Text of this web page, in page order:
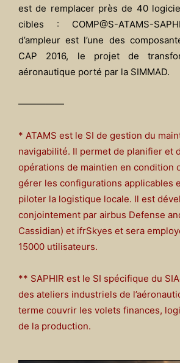
est de remplacer près de 40
cibles : COMP@S-ATAMS-
d’ampleur est l’une des
CAP 2016, le projet de
aéronautique porté par la SIMMAD.
—————
* ATAMS est le SI de gestion du
navigabilité. Il permet de planifier et
opérations de maintien en condition
gérer les configurations applicables
piloter la logistique locale. Il est
conjointement par airbus Defense
Cassidian) et ifrSkyes et sera
15000 utilisateurs.
** SAPHIR est le SI spécifique du
des ateliers industriels de
terme couvrir les volets finances,
de la production.